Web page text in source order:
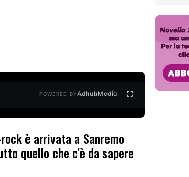
POWERED BYAdhubMedia
è arrivata a Sanremo
quello che c’è da sapere